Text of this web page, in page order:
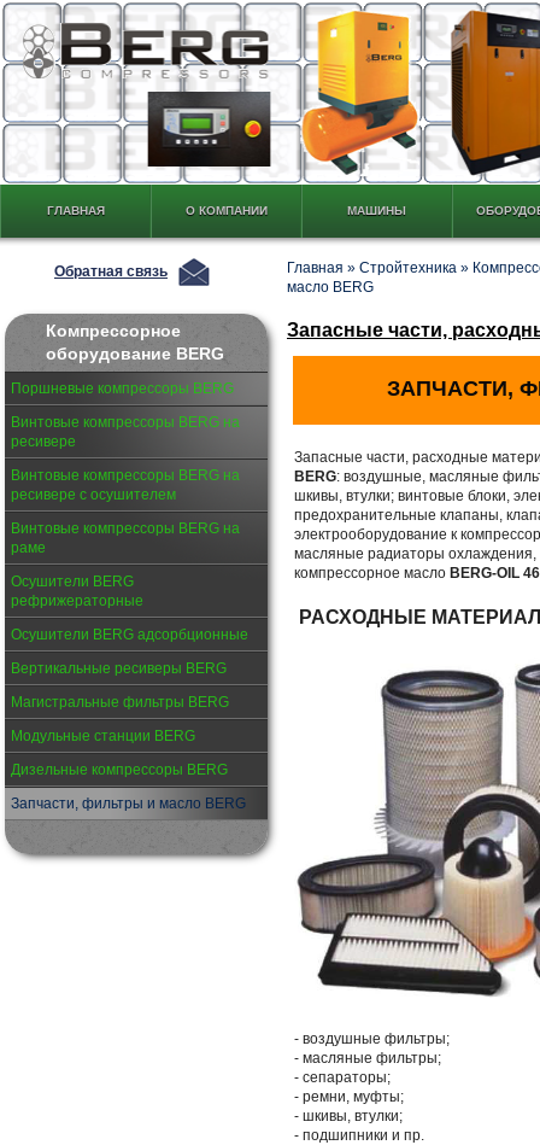
ГЛАВНАЯ О КОМПАНИИ МАШИНЫ
Обратная связь
Компрессорное
оборудование BERG
Поршневые компрессоры BERG
Винтовые компрессоры BERG на
ресивере
Винтовые компрессоры BERG на
ресивере с осушителем
Винтовые компрессоры BERG на
раме
Осушители BERG
рефрижераторные
Осушители BERG адсорбционные
Вертикальные ресиверы BERG
Магистральные фильтры BERG
Модульные станции BERG
Дизельные компрессоры BERG
Запчасти, фильтры и масло BERG
Главная » Стройтехника »
масло BERG
Запасные части,
ЗАПЧАСТИ,
Запасные части, расходные
BERG: воздушные, масляные
шкивы, втулки; винтовые блоки,
предохранительные клапаны,
электрооборудование к
масляные радиаторы охлаждения,
компрессорное масло BERG-OIL 46
РАСХОДНЫЕ
- воздушные фильтры;
- масляные фильтры;
- сепараторы;
- ремни, муфты;
- шкивы, втулки;
- подшипники и пр.